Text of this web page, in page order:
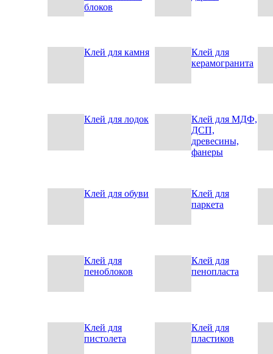
блоков
Клей для камня
Клей для
керамогранита
Клей для лодок
Клей для МДФ,
ДСП,
древесины,
фанеры
Клей для обуви
Клей для
паркета
Клей для
пеноблоков
Клей для
пенопласта
Клей для
пистолета
Клей для
пластиков